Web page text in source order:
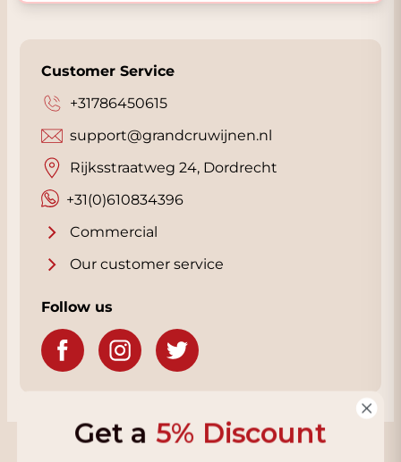
Customer Service
+31786450615
+31(0)610834396
support@grandcruwijnen.nl
Rijksstraatweg 24, Dordrecht
Commercial
Our customer service
Follow us
Grandcruwijnen
Get a 5% Discount